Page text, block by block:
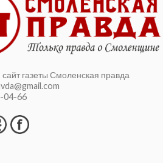
газеты Смоленская правда
04-66